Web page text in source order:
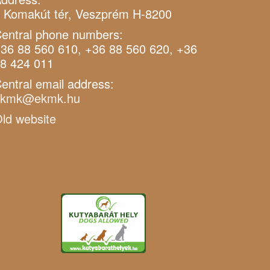
Komakút tér, Veszprém H-8200
phone numbers:
88 560 610, +36 88 560 620, +36
424 011
email address:
website